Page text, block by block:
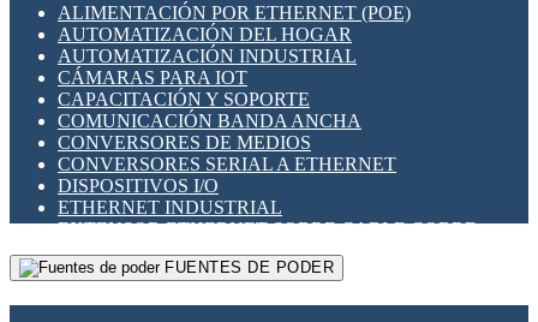
SENSORES INDUCTIVOS
TEMPORIZADORES
VARIACS
VARIADORES DE FRECUENCIA [VDF]
SECCIONADORES - INTERRUPTORES
MAQUINARIA
HERRAMIENTAS VARIAS
ILUMINACIÓN LED
INTERRUPTORES REED
INTERFACES DE RELÉ
OTROS RELÉS
PROTECCIÓN TÉRMICA
RELÉS AUTOMOTRICES
RELÉS DE SEÑAL
RELÉS DE ESTADO SÓLIDO SSR
RELÉS INDUSTRIALES
RELÉS MINIATURA DE POTENCIA
SENSORES MAGNÉTICOS
ALIMENTACIÓN POR ETHERNET (POE)
AUTOMATIZACIÓN DEL HOGAR
AUTOMATIZACIÓN INDUSTRIAL
CÁMARAS PARA IOT
CAPACITACIÓN Y SOPORTE
COMUNICACIÓN BANDA ANCHA
CONVERSORES DE MEDIOS
CONVERSORES SERIAL A ETHERNET
DISPOSITIVOS I/O
ETHERNET INDUSTRIAL
EXTENSOR ETHERNET SOBRE CABLE COBRE
GATEWAY LORAWAN
GESTIÓN DE REDESFUENTES DE PODER